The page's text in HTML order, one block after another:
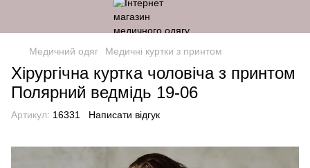
Медичний одяг Медичні куртки з принтом
Хірургічна куртка чоловіча з принтом
Полярний ведмідь 19-06
Артикул: 16331 Написати відгук